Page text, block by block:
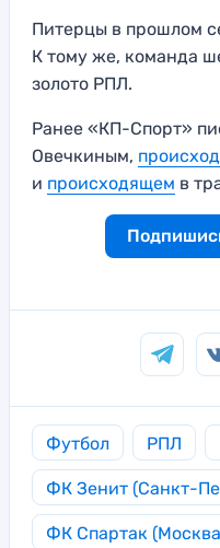
Питерцы в прошлом
К тому же, команда
золото РПЛ.
Ранее «КП-Спорт»
Овечкиным,
и происходящем в
Футбол РПЛ
ФК Зенит (Санкт-
ФК Спартак